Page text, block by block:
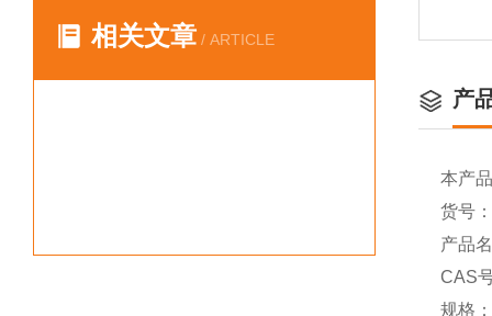
相关文章 / ARTICLE
产
本产
货号
产品
CAS
规格